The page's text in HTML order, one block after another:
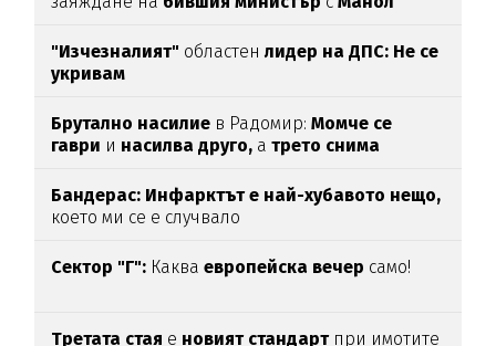
"Изчезналият" областен лидер на ДПС: Не се
укривам
Брутално насилие в Радомир:Момче се
гаври и насилва друго, атрето снима
Бандерас: Инфарктът е най-хубавото нещо,
което ми се е случвало
Сектор "Г": Какваевропейска вечер само!
Третата стая е новият стандартпри имотите